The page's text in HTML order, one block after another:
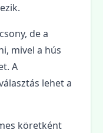
de a
mivel a hús
A
lehet a
köretként